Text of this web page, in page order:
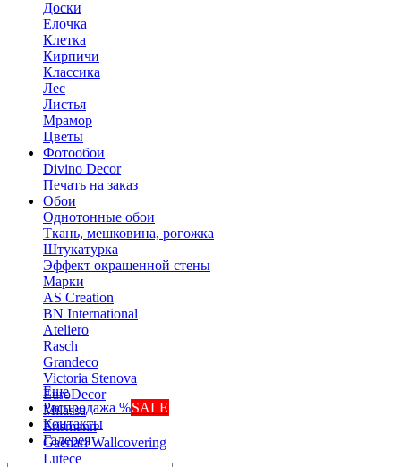
Доски
Елочка
Клетка
Кирпичи
Классика
Лес
Листья
Мрамор
Цветы
Фотообои
Divino Decor
Печать на заказ
Обои
Однотонные обои
Ткань, мешковина, рогожка
Штукатурка
Эффект окрашенной стены
Марки
AS Creation
BN International
Ateliero
Rasch
Grandeco
Victoria Stenova
EuroDecor
Milassa
Erismann
Gaenari Wallcovering
Lutece
Еще
Распродажа %SALE
Контакты
Галерея